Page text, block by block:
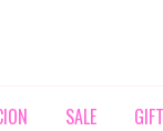
SALE